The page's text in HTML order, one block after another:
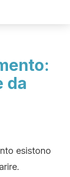
da
esistono